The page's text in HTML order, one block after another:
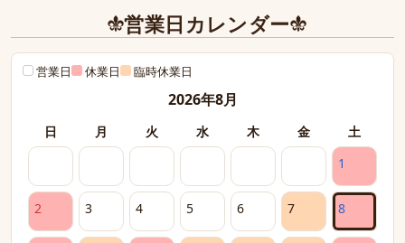
ありがとうございました。営業日カレンダー
営業日 休業日 臨時休業日
2026年8月
日 月 火 水 木 金
土
1
2 3 4 5 6 7 8